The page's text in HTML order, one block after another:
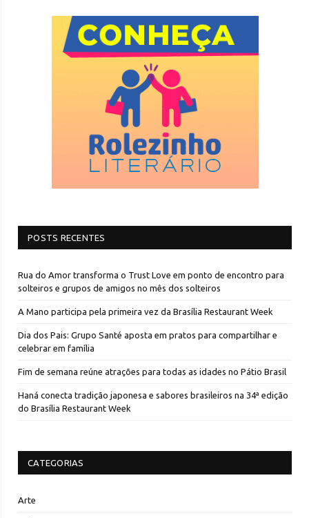
POSTS RECENTES
Rua do Amor transforma o Trust Love em ponto de encontro para
solteiros e grupos de amigos no mês dos solteiros
A Mano participa pela primeira vez da Brasília Restaurant Week
Dia dos Pais: Grupo Santé aposta em pratos para compartilhar e
celebrar em família
Fim de semana reúne atrações para todas as idades no Pátio Brasil
Haná conecta tradição japonesa e sabores brasileiros na 34ª edição
do Brasília Restaurant Week
CATEGORIAS
Arte